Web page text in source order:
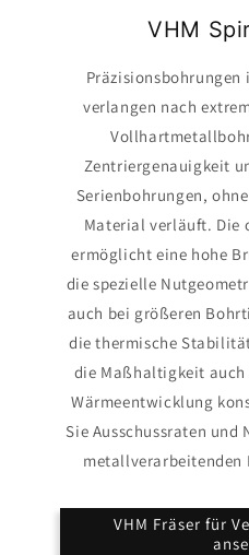
VHM
Präzisionsbohrungen
verlangen nach
Zentriergenauigkeit
Serienbohrungen,
Material verläuft. Die
ermöglicht eine hohe
die spezielle
auch bei größeren
die thermische
die Maßhaltigkeit auch
Wärmeentwicklung
Sie Ausschussraten
VHM Fräser für